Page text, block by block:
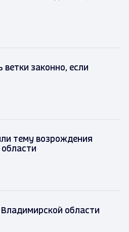
законно, если
тему возрождения
области